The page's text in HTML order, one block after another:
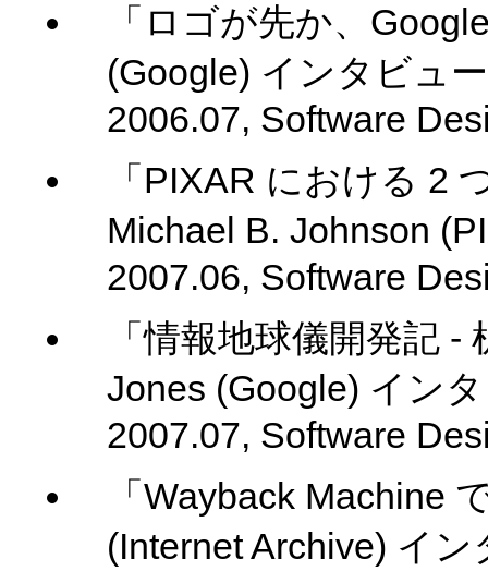
「ロゴが先か、
(Google) インタビュー
2006.07, Software
「PIXAR における 2
Michael B. Johnson
2007.06, Software
「情報地球儀開発記
Jones (Google) イン
2007.07, Software
「Wayback Machine
(Internet Archive) イン